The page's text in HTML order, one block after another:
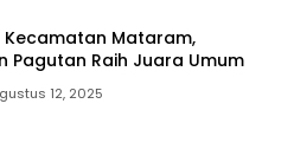
Kecamatan Mataram,
Pagutan Raih Juara Umum
12, 2025